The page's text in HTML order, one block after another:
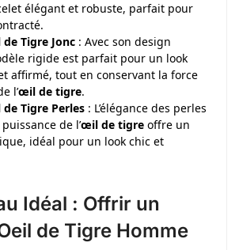
élégant et robuste, parfait pour
Tigre Jonc : Avec son design
rigide est parfait pour un look
affirmé, tout en conservant la force
l’œil de tigre.
de Tigre Perles : L’élégance des perles
de l’œil de tigre offre un
idéal pour un look chic et
Idéal : Offrir un
de Tigre Homme